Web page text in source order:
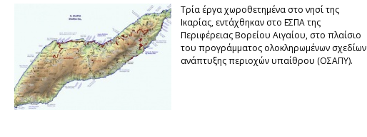
Τρία έργα χωροθετημένα στο νησί της
Ικαρίας, εντάχθηκαν στο ΕΣΠΑ της
Περιφέρειας Βορείου Αιγαίου, στο πλαίσιο
του προγράμματος ολοκληρωμένων σχεδίων
ανάπτυξης περιοχών υπαίθρου (ΟΣΑΠΥ).